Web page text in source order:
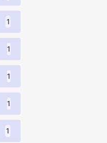
1
1
1
1
1